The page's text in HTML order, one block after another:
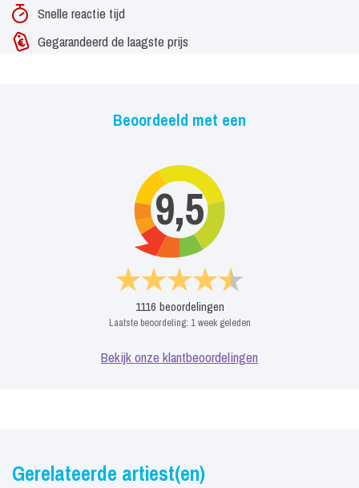
Snelle reactie tijd
Gegarandeerd de laagste prijs
Beoordeeld met een
9,5
1116 beoordelingen
Laatste beoordeling: 1 week geleden
Bekijk onze klantbeoordelingen
Gerelateerde artiest(en)